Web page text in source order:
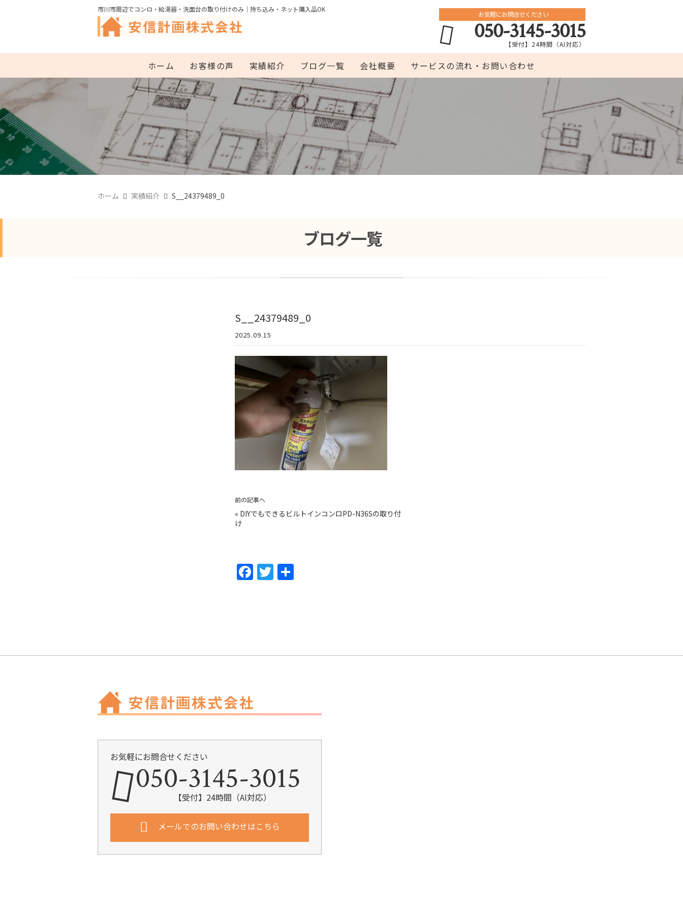
市川市周辺でコンロ・給湯器・洗面台の取り付けのみ｜持ち込み・ネット購入品OK
お気軽にお問合せください
050-3145-3015
【受付】24時間（AI対応）
ホーム お客様の声 実績紹介 ブログ一覧 会社概要 サービスの流れ・お問い合わせ
ホーム 実績紹介 S__24379489_0
ブログ一覧
S__24379489_0
2025.09.15
前の記事へ
« DIYでもできるビルトインコンロPD-N36Sの取り付
け
F
o
T
お気軽にお問合せください
050-3145-3015
【受付】24時間（AI対応）
メールでのお問い合わせはこちら